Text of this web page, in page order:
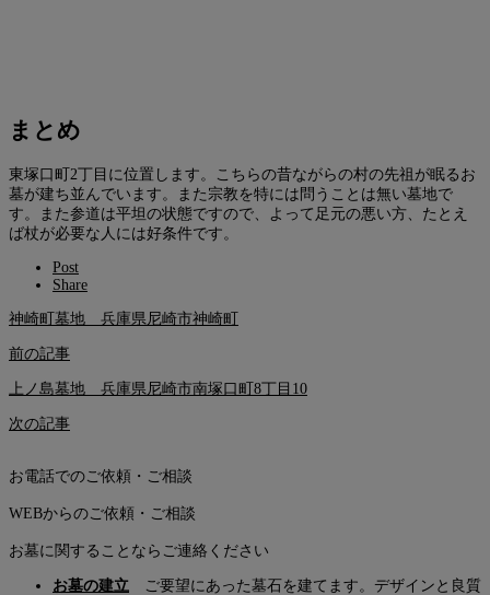
まとめ
東塚口町2丁目に位置します。こちらの昔ながらの村の先祖が眠るお
墓が建ち並んでいます。また宗教を特には問うことは無い墓地で
す。また参道は平坦の状態ですので、よって足元の悪い方、たとえ
ば杖が必要な人には好条件です。
Post
Share
神崎町墓地 兵庫県尼崎市神崎町
前の記事
上ノ島墓地 兵庫県尼崎市南塚口町8丁目10
次の記事
お電話でのご依頼・ご相談
WEBからのご依頼・ご相談
お墓に関することならご連絡ください
お墓の建立 ご要望にあった墓石を建てます。デザインと良質